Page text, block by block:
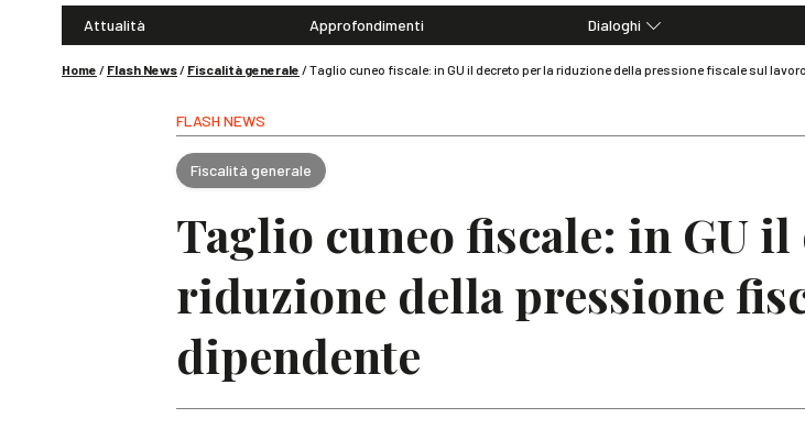
Attualità Approfondimenti
Dialoghi
Home / Flash News/ Fiscalità generale /Taglio cuneo fiscale: in GU il decreto per la riduzione della pressione fiscale sul
FLASH NEWS
Fiscalità generale
Taglio cuneo fiscale: in GU
riduzione della pressione
dipendente